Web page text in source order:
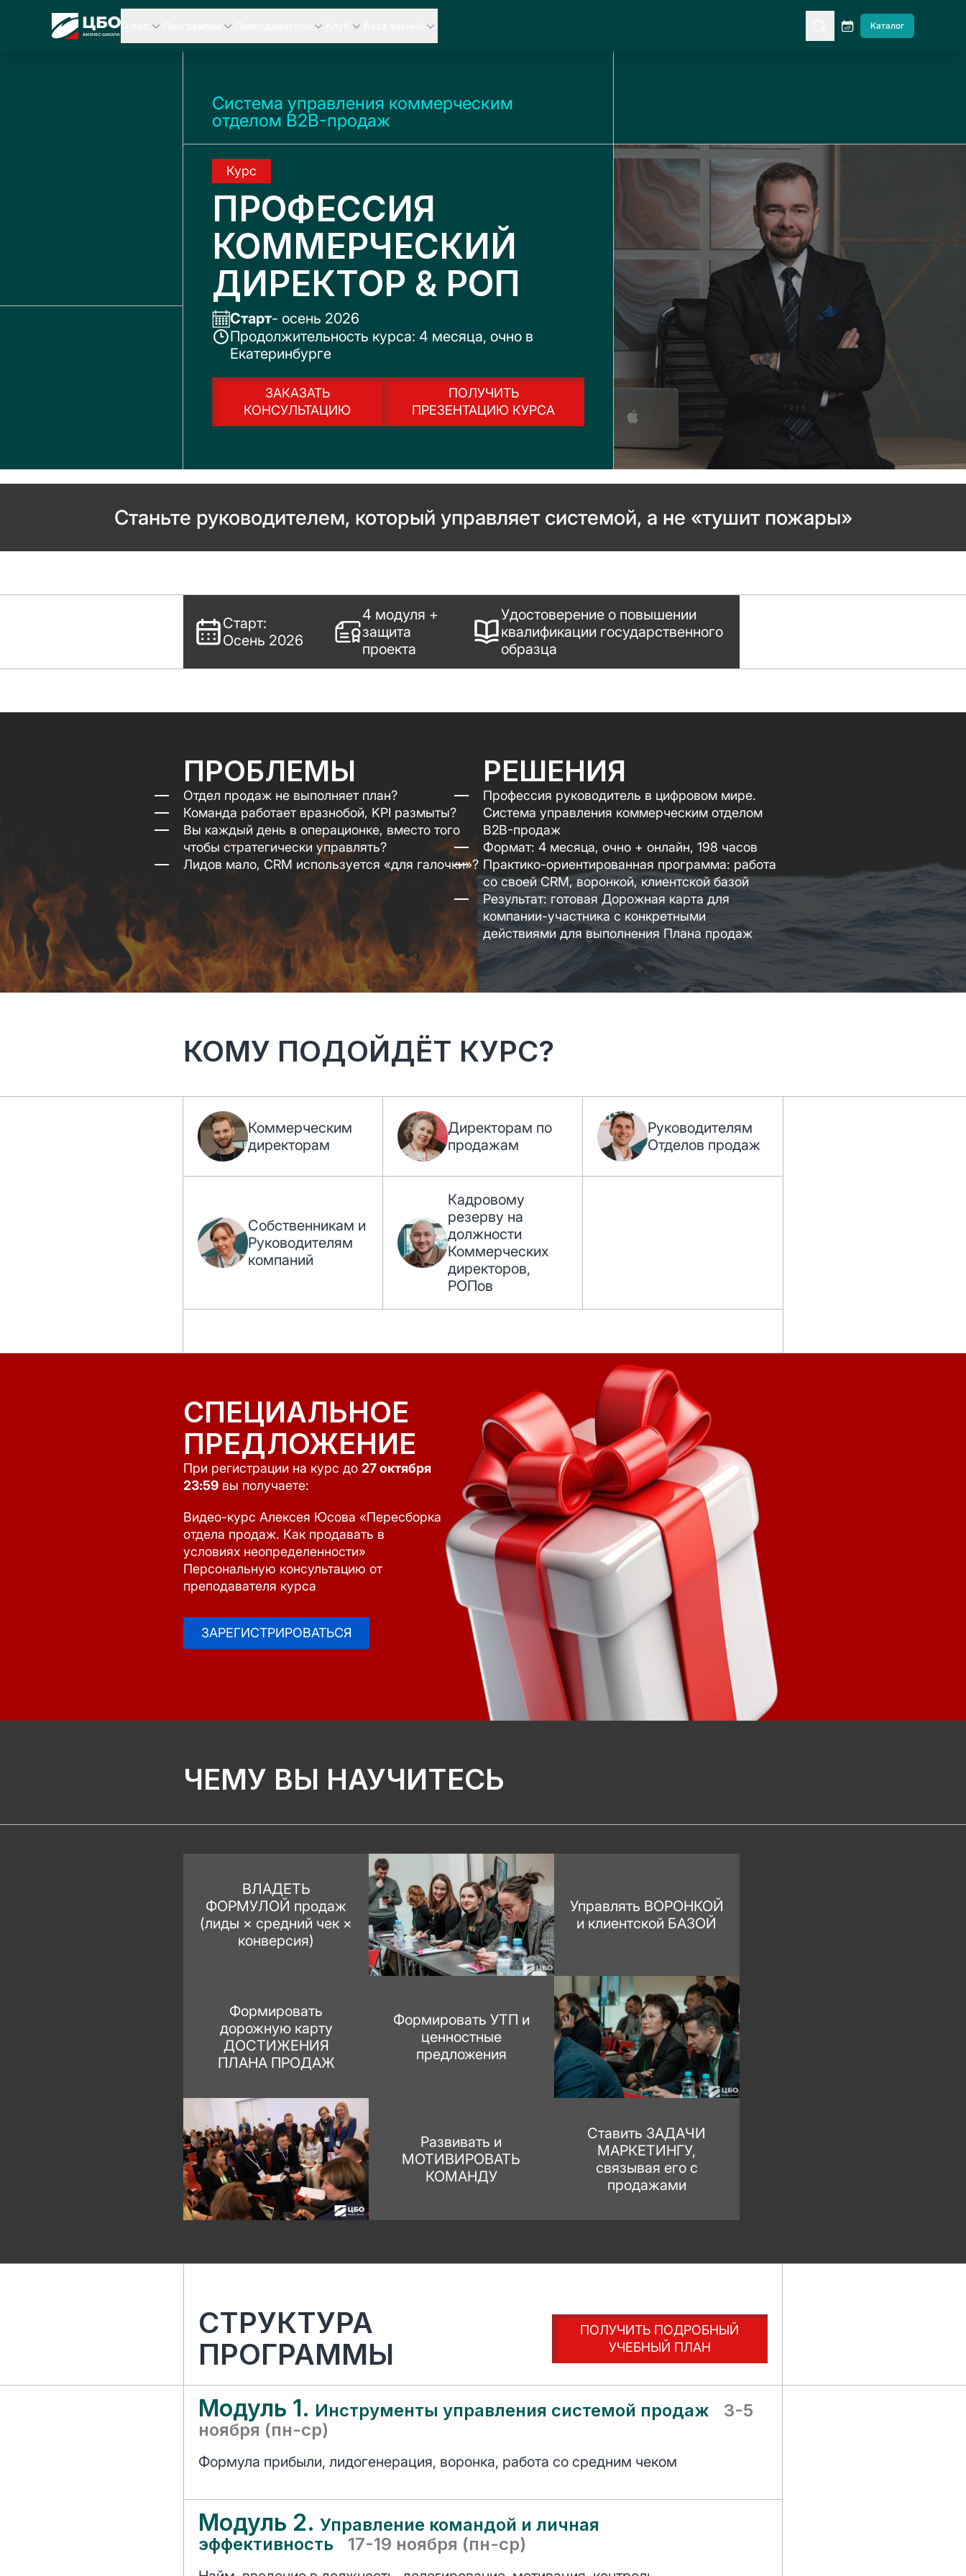
CBO Каталог
Система управления коммерческим
отделом B2B-продаж
Курс
ПРОФЕССИЯ
КОММЕРЧЕСКИЙ
ДИРЕКТОР & РОП
Старт- осень 2026
Продолжительность курса: 4 месяца, очно в
Екатеринбурге
ЗАКАЗАТЬ
КОНСУЛЬТАЦИЮ
ПОЛУЧИТЬ
ПРЕЗЕНТАЦИЮ КУРСА
Станьте руководителем, который управляет системой, а не «тушит пожары»
Старт:
Осень 2026
4 модуля +
защита
проекта
Удостоверение о повышении
квалификации государственного
образца
ПРОБЛЕМЫ
Отдел продаж не выполняет план?
Команда работает вразнобой, KPI размыты?
Вы каждый день в операционке, вместо того
чтобы стратегически управлять?
Лидов мало, CRM используется «для галочки»?
РЕШЕНИЯ
Профессия руководитель в цифровом мире.
Система управления коммерческим отделом
B2B-продаж
Формат: 4 месяца, очно + онлайн, 198 часов
Практико-ориентированная программа: работа
со своей CRM, воронкой, клиентской базой
Результат: готовая Дорожная карта для
компании-участника с конкретными
действиями для выполнения Плана продаж
КОМУ ПОДОЙДЁТ КУРС?
Коммерческим
директорам
Директорам по
продажам
Руководителям
Отделов продаж
Собственникам и
Руководителям
компаний
Кадровому
резерву на
должности
Коммерческих
директоров,
РОПов
СПЕЦИАЛЬНОЕ
ПРЕДЛОЖЕНИЕ
При регистрации на курс до27 октября
23:59 вы получаете:
Видео-курс Алексея Юсова «Пересборка
отдела продаж. Как продавать в
условиях неопределенности»
Персональную консультацию от
преподавателя курса
ЗАРЕГИСТРИРОВАТЬСЯ
ЧЕМУ ВЫ НАУЧИТЕСЬ
ВЛАДЕТЬ
ФОРМУЛОЙ продаж
(лиды × средний чек ×
конверсия)
Управлять ВОРОНКОЙ
и клиентской БАЗОЙ
Формировать
дорожную карту
ДОСТИЖЕНИЯ
ПЛАНА ПРОДАЖ
Формировать УТП и
ценностные
предложения
Развивать и
МОТИВИРОВАТЬ
КОМАНДУ
Ставить ЗАДАЧИ
МАРКЕТИНГУ,
связывая его с
продажами
СТРУКТУРА
ПРОГРАММЫ
ПОЛУЧИТЬ ПОДРОБНЫЙ
УЧЕБНЫЙ ПЛАН
Модуль 1. Инструменты управления системой продаж
3-5
ноября (пн-ср)
Формула прибыли, лидогенерация, воронка, работа со средним чеком
Модуль 2.Управление командой и личная
эффективность
17-19 ноября (пн-ср)